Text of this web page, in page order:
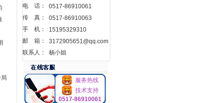
电 话：
0517-86910061
传 真：
0517-86910063
手 机：
15195329310
邮 箱：
3172905651@qq.com
联系人：
杨小姐
服务热线
技术支持
0517-86910061